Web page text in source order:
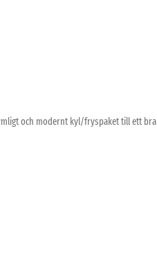
och modernt kyl/fryspaket till ett bra